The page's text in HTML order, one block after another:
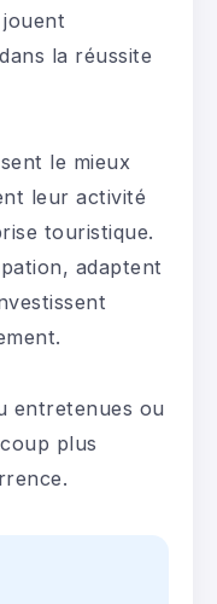
la réussite
le mieux
leur activité
touristique.
adaptent
entretenues ou
plus